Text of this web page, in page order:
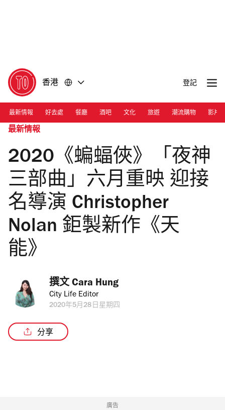
香港 登記
最新情報 好去處 餐廳 酒吧 文化 旅遊 潮流購物 影片
最新情報
2020《蝙蝠俠》「夜神
三部曲」六月重映 迎接
名導演 Christopher
Nolan 鉅製新作《天
能》
撰文 Cara Hung
City Life Editor
2020年5月28日星期四
分享
廣告